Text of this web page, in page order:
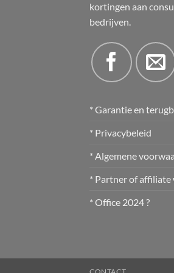
kortingen aan
bedrijven.
* Garantie en
* Privacybeleid
* Algemene
* Partner of affiliate
* Office 2024 ?